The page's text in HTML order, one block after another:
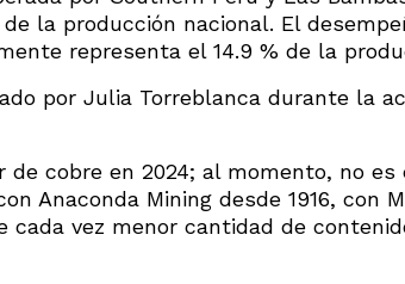
la producción nacional. El
representa el 14.9 % de la
por Julia Torreblanca durante la
cobre en 2024; al momento, no es
Anaconda Mining desde 1916, con
vez menor cantidad de